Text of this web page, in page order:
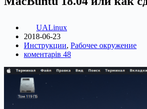
UALinux
2018-06-23
Инструкции, Рабочее окружение
коментарів 48